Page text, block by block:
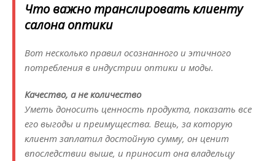
Что важно транслировать клиенту
салона оптики
Вот несколько правил осознанного и этичного
потребления в индустрии оптики и моды.
Качество, а не количество
Уметь доносить ценность продукта, показать все
его выгоды и преимущества. Вещь, за которую
клиент заплатил достойную сумму, он ценит
впоследствии выше, и приносит она владельцу